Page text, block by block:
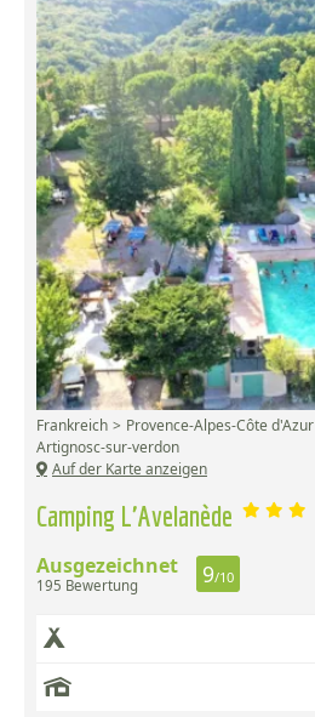
Camping L'Avelanède
Frankreich Provence-Alpes-Côte d'Azur
Artignosc-sur-verdon
Auf der Karte anzeigen
Ausgezeichnet
195 Bewertung 9/10